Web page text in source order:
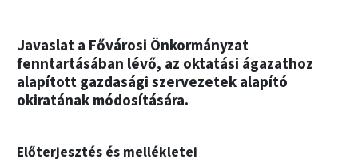
Javaslat a Fővárosi Önkormányzat
fenntartásában lévő, az oktatási ágazathoz
alapított gazdasági szervezetek alapító
okiratának módosítására.
Előterjesztés és mellékletei